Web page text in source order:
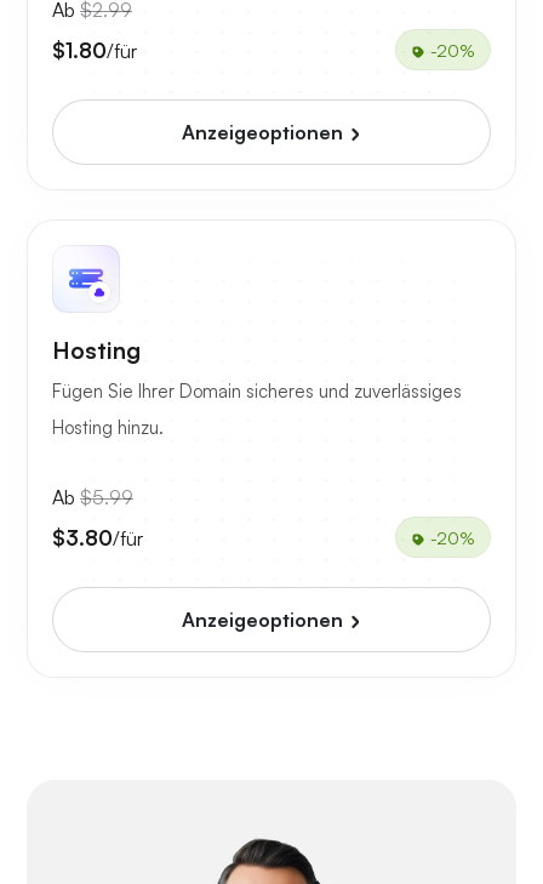
Ab $2.99
$1.80/für -20%
Anzeigeoptionen
Hosting
Fügen Sie Ihrer Domain sicheres und zuverlässiges
Hosting hinzu.
Ab $5.99
$3.80/für -20%
Anzeigeoptionen